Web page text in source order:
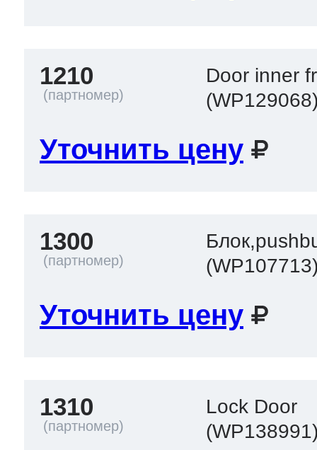
1210
Door inner
Уточнить цену
1300
Уточнить цену
1310
Lock Door